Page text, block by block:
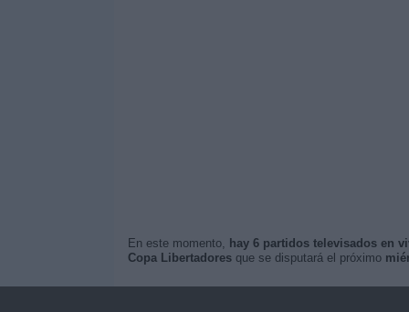
En este momento, hay 6 partidos televisados en
Copa Libertadoresque se disputará el próximo